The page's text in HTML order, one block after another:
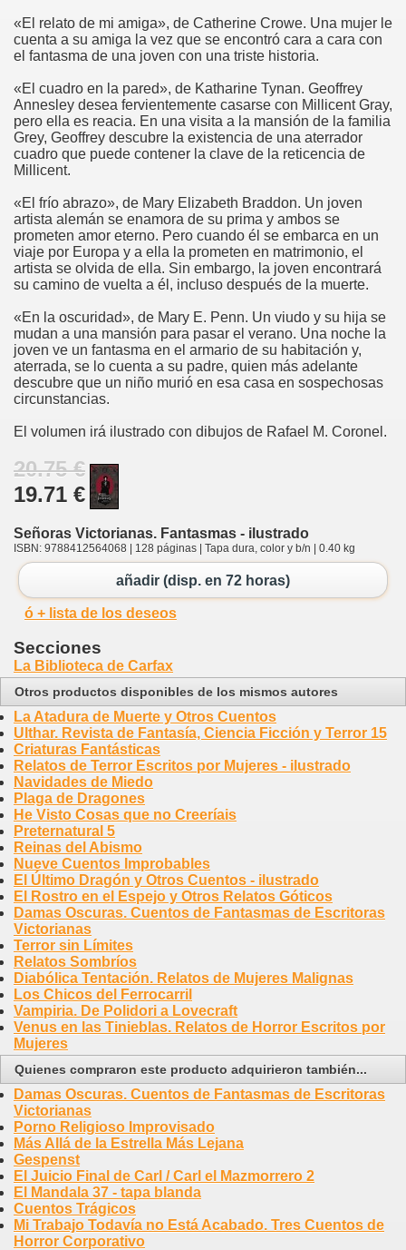
«El relato de mi amiga», de Catherine Crowe. Una mujer le
cuenta a su amiga la vez que se encontró cara a cara con
el fantasma de una joven con una triste historia.
«El cuadro en la pared», de Katharine Tynan. Geoffrey
Annesley desea fervientemente casarse con Millicent Gray,
pero ella es reacia. En una visita a la mansión de la familia
Grey, Geoffrey descubre la existencia de una aterrador
cuadro que puede contener la clave de la reticencia de
Millicent.
«El frío abrazo», de Mary Elizabeth Braddon. Un joven
artista alemán se enamora de su prima y ambos se
prometen amor eterno. Pero cuando él se embarca en un
viaje por Europa y a ella la prometen en matrimonio, el
artista se olvida de ella. Sin embargo, la joven encontrará
su camino de vuelta a él, incluso después de la muerte.
«En la oscuridad», de Mary E. Penn. Un viudo y su hija se
mudan a una mansión para pasar el verano. Una noche la
joven ve un fantasma en el armario de su habitación y,
aterrada, se lo cuenta a su padre, quien más adelante
descubre que un niño murió en esa casa en sospechosas
circunstancias.
El volumen irá ilustrado con dibujos de Rafael M. Coronel.
20.75 €
19.71 €
Señoras Victorianas. Fantasmas - ilustrado
ISBN: 9788412564068 | 128 páginas | Tapa dura, color y b/n | 0.40 kg
añadir (disp. en 72 horas)
ó + lista de los deseos
Secciones
La Biblioteca de Carfax
Otros productos disponibles de los mismos autores
La Atadura de Muerte y Otros Cuentos
Ulthar. Revista de Fantasía, Ciencia Ficción y Terror 15
Criaturas Fantásticas
Relatos de Terror Escritos por Mujeres - ilustrado
Navidades de Miedo
Plaga de Dragones
He Visto Cosas que no Creeríais
Preternatural 5
Reinas del Abismo
Nueve Cuentos Improbables
El Último Dragón y Otros Cuentos - ilustrado
El Rostro en el Espejo y Otros Relatos Góticos
Damas Oscuras. Cuentos de Fantasmas de Escritoras
Victorianas
Terror sin Límites
Relatos Sombríos
Diabólica Tentación. Relatos de Mujeres Malignas
Los Chicos del Ferrocarril
Vampiria. De Polidori a Lovecraft
Venus en las Tinieblas. Relatos de Horror Escritos por
Mujeres
Quienes compraron este producto adquirieron también...
Damas Oscuras. Cuentos de Fantasmas de Escritoras
Victorianas
Porno Religioso Improvisado
Más Allá de la Estrella Más Lejana
Gespenst
El Juicio Final de Carl / Carl el Mazmorrero 2
El Mandala 37 - tapa blanda
Cuentos Trágicos
Mi Trabajo Todavía no Está Acabado. Tres Cuentos de
Horror Corporativo